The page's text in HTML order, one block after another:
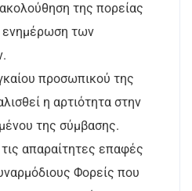
της πορείας
ενημέρωση των
προσωπικού της
η αρτιότητα στην
της σύμβασης.
απαραίτητες επαφές
Φορείς που